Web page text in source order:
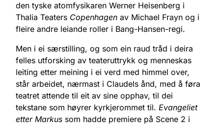
den tyske atomfysikaren Werner Heisenberg i
Thalia Teaters Copenhagen av Michael Frayn og i
fleire andre leiande roller i Bang-Hansen-regi.
Men i ei særstilling, og som ein raud tråd i deira
felles utforsking av teateruttrykk og menneskas
leiting etter meining i ei verd med himmel over,
står arbeidet, nærmast i Claudels ånd, med å føra
teatret attende til eit av sine opphav, til dei
tekstane som høyrer kyrkjerommet til. Evangeliet
etter Markus som hadde premiere på Scene 2 i